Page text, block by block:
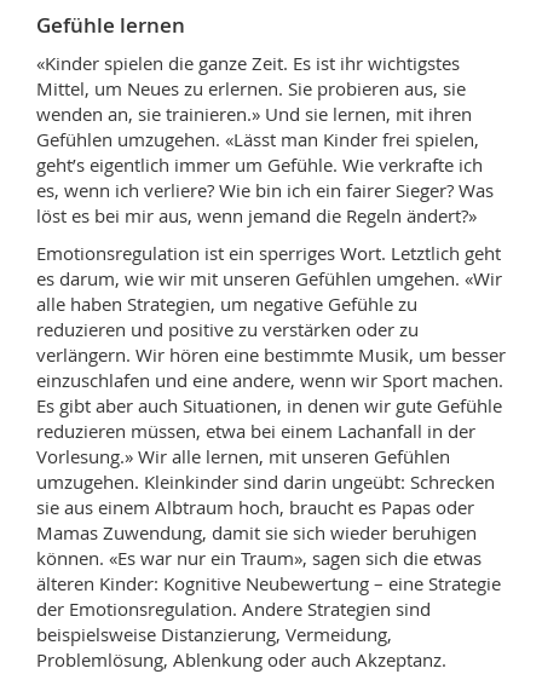
Gefühle lernen
«Kinder spielen die ganze Zeit. Es ist ihr wichtigstes
Mittel, um Neues zu erlernen. Sie probieren aus, sie
wenden an, sie trainieren.» Und sie lernen, mit ihren
Gefühlen umzugehen. «Lässt man Kinder frei spielen,
geht’s eigentlich immer um Gefühle. Wie verkrafte ich
es, wenn ich verliere? Wie bin ich ein fairer Sieger? Was
löst es bei mir aus, wenn jemand die Regeln ändert?»
Emotionsregulation ist ein sperriges Wort. Letztlich geht
es darum, wie wir mit unseren Gefühlen umgehen. «Wir
alle haben Strategien, um negative Gefühle zu
reduzieren und positive zu verstärken oder zu
verlängern. Wir hören eine bestimmte Musik, um besser
einzuschlafen und eine andere, wenn wir Sport machen.
Es gibt aber auch Situationen, in denen wir gute Gefühle
reduzieren müssen, etwa bei einem Lachanfall in der
Vorlesung.» Wir alle lernen, mit unseren Gefühlen
umzugehen. Kleinkinder sind darin ungeübt: Schrecken
sie aus einem Albtraum hoch, braucht es Papas oder
Mamas Zuwendung, damit sie sich wieder beruhigen
können. «Es war nur ein Traum», sagen sich die etwas
älteren Kinder: Kognitive Neubewertung – eine Strategie
der Emotionsregulation. Andere Strategien sind
beispielsweise Distanzierung, Vermeidung,
Problemlösung, Ablenkung oder auch Akzeptanz.